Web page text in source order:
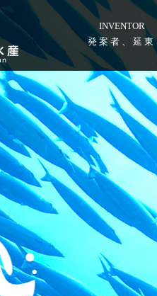
INVENTOR
発案者、延東